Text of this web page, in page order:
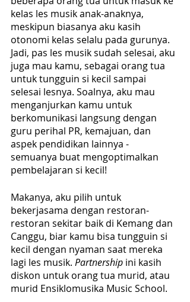
kelas les musik anak-anaknya,
meskipun biasanya aku kasih
otonomi kelas selalu pada gurunya.
Jadi, pas les musik sudah selesai, aku
juga mau kamu, sebagai orang tua
untuk tungguin si kecil sampai
selesai lesnya. Soalnya, aku mau
menganjurkan kamu untuk
berkomunikasi langsung dengan
guru perihal PR, kemajuan, dan
aspek pendidikan lainnya -
semuanya buat mengoptimalkan
pembelajaran si kecil!
Makanya, aku pilih untuk
bekerjasama dengan restoran-
restoran sekitar baik di Kemang dan
Canggu, biar kamu bisa tungguin si
kecil dengan nyaman saat mereka
lagi les musik. Partnership ini kasih
diskon untuk orang tua murid, atau
murid Ensiklomusika Music School.